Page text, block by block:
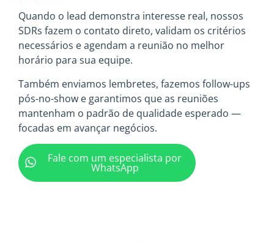
Quando o lead demonstra interesse real, nossos
SDRs fazem o contato direto, validam os critérios
necessários e agendam a reunião no melhor
horário para sua equipe.
Também enviamos lembretes, fazemos follow-ups
pós-no-show e garantimos que as reuniões
mantenham o padrão de qualidade esperado —
focadas em avançar negócios.
Fale com um especialista por
WhatsApp